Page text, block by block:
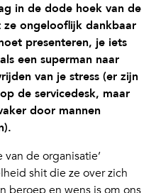
in de dode hoek van de
ongelooflijk dankbaar
presenteren, je iets
een superman naar
van je stress (er zijn
de servicedesk, maar
door mannen
de organisatie’
shit die ze over zich